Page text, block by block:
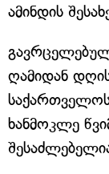
ამინდის
ღამიდან
ხანმოკლე